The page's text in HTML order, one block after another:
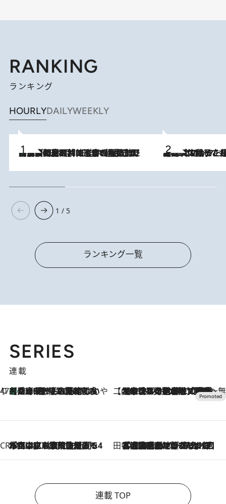
RANKING
ランキング
HOURLYDAILYWEEKLY
2026.8.8
「最後に見られてよかった」上野動物園の東園パンダ舎が解体前に特別公開。8月16日まで延長されたパネル展と共に辿る“半世紀”のパンダ飼育《解体工事の図面あり》 2026.8.5
【阿川佐和子さんの年とる力】なぜ70代で始めた趣味は“こんなに楽しい”のか？ ピアノ、俳句…スランプに陥っても続けられる“ある秘訣”とは
1 / 5
ランキング一覧
SERIES
連載
47都道府県の手みやげ ひんやりスイーツで夏を満喫
2026.8.8
【兵庫県】この夏絶対食べたい 冷やしておいしいおやつ3選 淡路島の恵みをジェラートに集約 【CREA×星野リゾート】唯一無二。癒しと発見が待つ場所へ
2026.8.7
【トンボの足水浴】ヒノキの香りに包まれて涼感マックス！約13℃の湧水かけ流しを避暑地「星野温泉 トンボの湯」で体験
CREA'S CHOICE
2026.8.7
「立川にも歌舞伎があるんだよ」 片岡仁左衛門・市川中車ら豪華座組みで4年目の立川立飛歌舞伎へ 田中稲の勝手に再ブーム
2026.8.7
「湘南乃風に憧れて」観客大盛上がりの“タオル回し”に、ラッパー顔負けの高速歌唱まで…さだまさし（74）のアグレッシブすぎる現在地
連載 TOP